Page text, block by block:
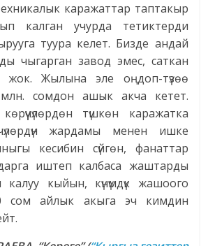
каражаттар таптакыр
калган учурда тетиктерди
туура келет. Бизде андай
чыгарган завод эмес, саткан
жок. Жылына эле оңдоп-түзөө
сомдон ашык акча кетет.
түшкөн каражатка
жардамы менен ишке
кесибин сүйгөн, фанаттар
иштеп калбаса жаштарды
кыйын, күнүмдүк жашоого
сом айлык акыга эч кимдин